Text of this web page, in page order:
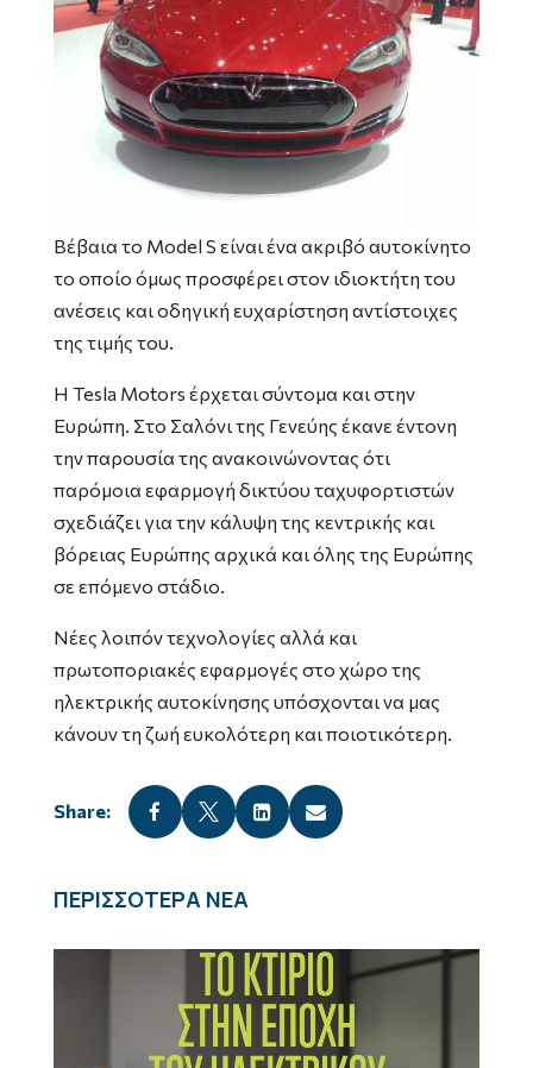
Βέβαια το Model S είναι ένα ακριβό αυτοκίνητο
το οποίο όμως προσφέρει στον ιδιοκτήτη του
ανέσεις και οδηγική ευχαρίστηση αντίστοιχες
της τιμής του.
Η Tesla Motors έρχεται σύντομα και στην
Ευρώπη. Στο Σαλόνι της Γενεύης έκανε έντονη
την παρουσία της ανακοινώνοντας ότι
παρόμοια εφαρμογή δικτύου ταχυφορτιστών
σχεδιάζει για την κάλυψη της κεντρικής και
βόρειας Ευρώπης αρχικά και όλης της Ευρώπης
σε επόμενο στάδιο.
Νέες λοιπόν τεχνολογίες αλλά και
πρωτοποριακές εφαρμογές στο χώρο της
ηλεκτρικής αυτοκίνησης υπόσχονται να μας
κάνουν τη ζωή ευκολότερη και ποιοτικότερη.
   
ΠΕΡΙΣΣΟΤΕΡΑ ΝΕΑ